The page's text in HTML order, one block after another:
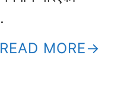
READ MORE